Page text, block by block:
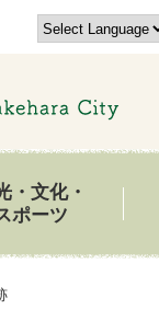
・文化・
ポーツ